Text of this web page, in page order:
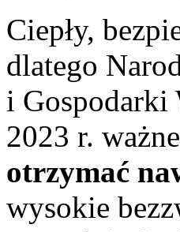
Ciepły,
dlatego
i Gospodarki
2023 r.
otrzymać
wysokie